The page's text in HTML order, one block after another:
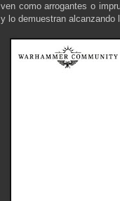
ven como arrogantes o
y lo demuestran alcanzando